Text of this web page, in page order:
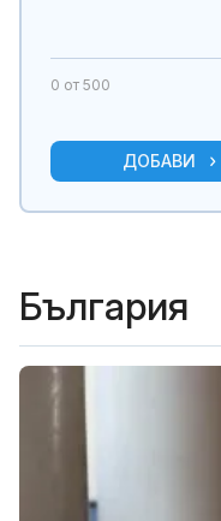
0 от 500
ДОБАВИ
България